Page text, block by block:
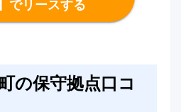
でリースする
の保守拠点口コ